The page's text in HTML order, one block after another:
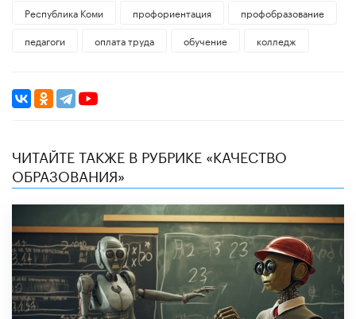
Республика Коми
профориентация
профобразование
педагоги
оплата труда обучение колледж
ЧИТАЙТЕ ТАКЖЕ В РУБРИКЕ «КАЧЕСТВО
ОБРАЗОВАНИЯ»